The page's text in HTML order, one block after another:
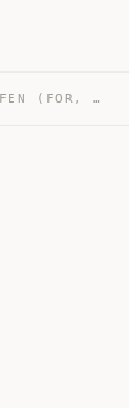
SPS-PROGRAMMIERUNG #07: SCHLEIFEN (FOR, REPEAT, WHILE) — TRANSCRIPT